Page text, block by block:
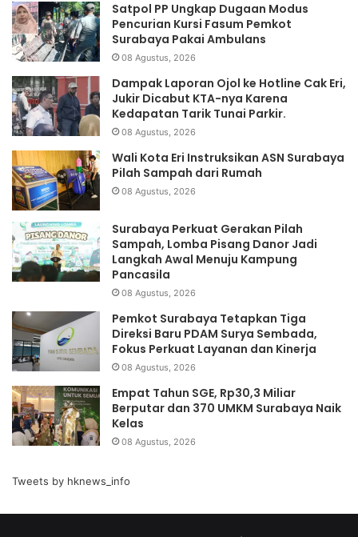
Satpol PP Ungkap Dugaan Modus
Pencurian Kursi Fasum Pemkot
Surabaya Pakai Ambulans
08 Agustus, 2026
Dampak Laporan Ojol ke Hotline Cak Eri,
Jukir Dicabut KTA-nya Karena
Kedapatan Tarik Tunai Parkir.
08 Agustus, 2026
Wali Kota Eri Instruksikan ASN Surabaya
Pilah Sampah dari Rumah
08 Agustus, 2026
Surabaya Perkuat Gerakan Pilah
Sampah, Lomba Pisang Danor Jadi
Langkah Awal Menuju Kampung
Pancasila
08 Agustus, 2026
Pemkot Surabaya Tetapkan Tiga
Direksi Baru PDAM Surya Sembada,
Fokus Perkuat Layanan dan Kinerja
08 Agustus, 2026
Empat Tahun SGE, Rp30,3 Miliar
Berputar dan 370 UMKM Surabaya Naik
Kelas
08 Agustus, 2026
Tweets by hknews_info